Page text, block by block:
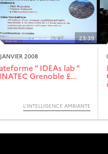
23:39
2008
" IDEAs lab "
Grenoble £...
L’INTELLIGENCE AMBIANTE